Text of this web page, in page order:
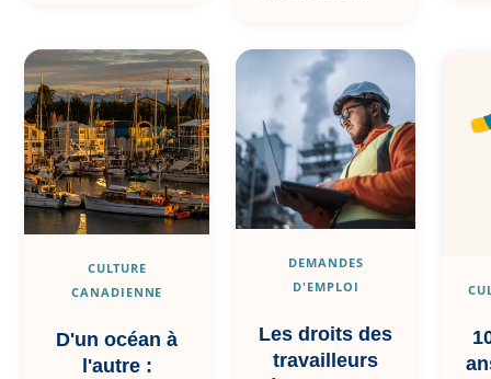
CULTURE
CANADIENNE
D'un océan à
l'autre :
DEMANDES
D'EMPLOI
Les droits des
travailleurs